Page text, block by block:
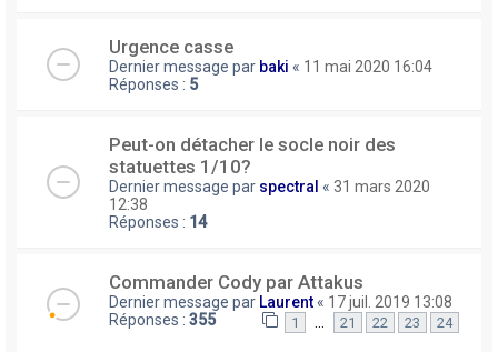
Urgence casse
Dernier message par baki « 11 mai 2020 16:04
Réponses : 5
Peut-on détacher le socle noir des
statuettes 1/10?
Dernier message par spectral « 31 mars 2020
12:38
Réponses : 14
Commander Cody par Attakus
Dernier message par Laurent « 17 juil. 2019 13:08
Réponses : 355 1 21 22 23 24